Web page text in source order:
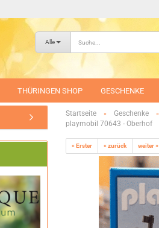
Alle
THÜRINGEN SHOP GESCHENKE
Startseite » Geschenke »
playmobil 70643 - Oberhof
« Erster « zurück weiter »